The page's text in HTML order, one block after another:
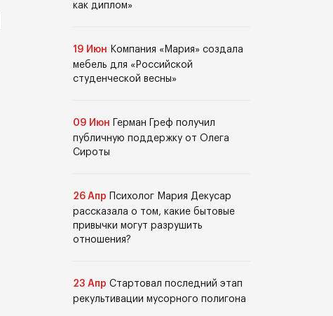
как диплом»
19 Июн Компания «Мария» создала
мебель для «Российской
студенческой весны»
09 Июн
Герман Греф получил
публичную поддержку от Олега
Сироты
26 Апр
Психолог Мария Декусар
рассказала о том, какие бытовые
привычки могут разрушить
отношения?
23 Апр Стартовал последний этап
рекультивации мусорного полигона